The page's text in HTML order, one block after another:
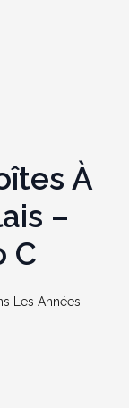
À
–
C
Les Années: